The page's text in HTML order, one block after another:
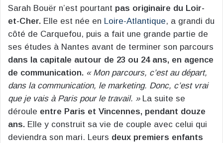
Sarah Bouër n’est pourtant pas originaire du Loir-
et-Cher. Elle est née en Loire-Atlantique, a grandi du
côté de Carquefou, puis a fait une grande partie de
ses études à Nantes avant de terminer son parcours
dans la capitale autour de 23 ou 24 ans, en agence
de communication. « Mon parcours, c’est au départ,
dans la communication, le marketing. Donc, c’est vrai
que je vais à Paris pour le travail. »La suite se
déroule entre Paris et Vincennes, pendant douze
ans. Elle y construit sa vie de couple avec celui qui
deviendra son mari. Leurs deux premiers enfants